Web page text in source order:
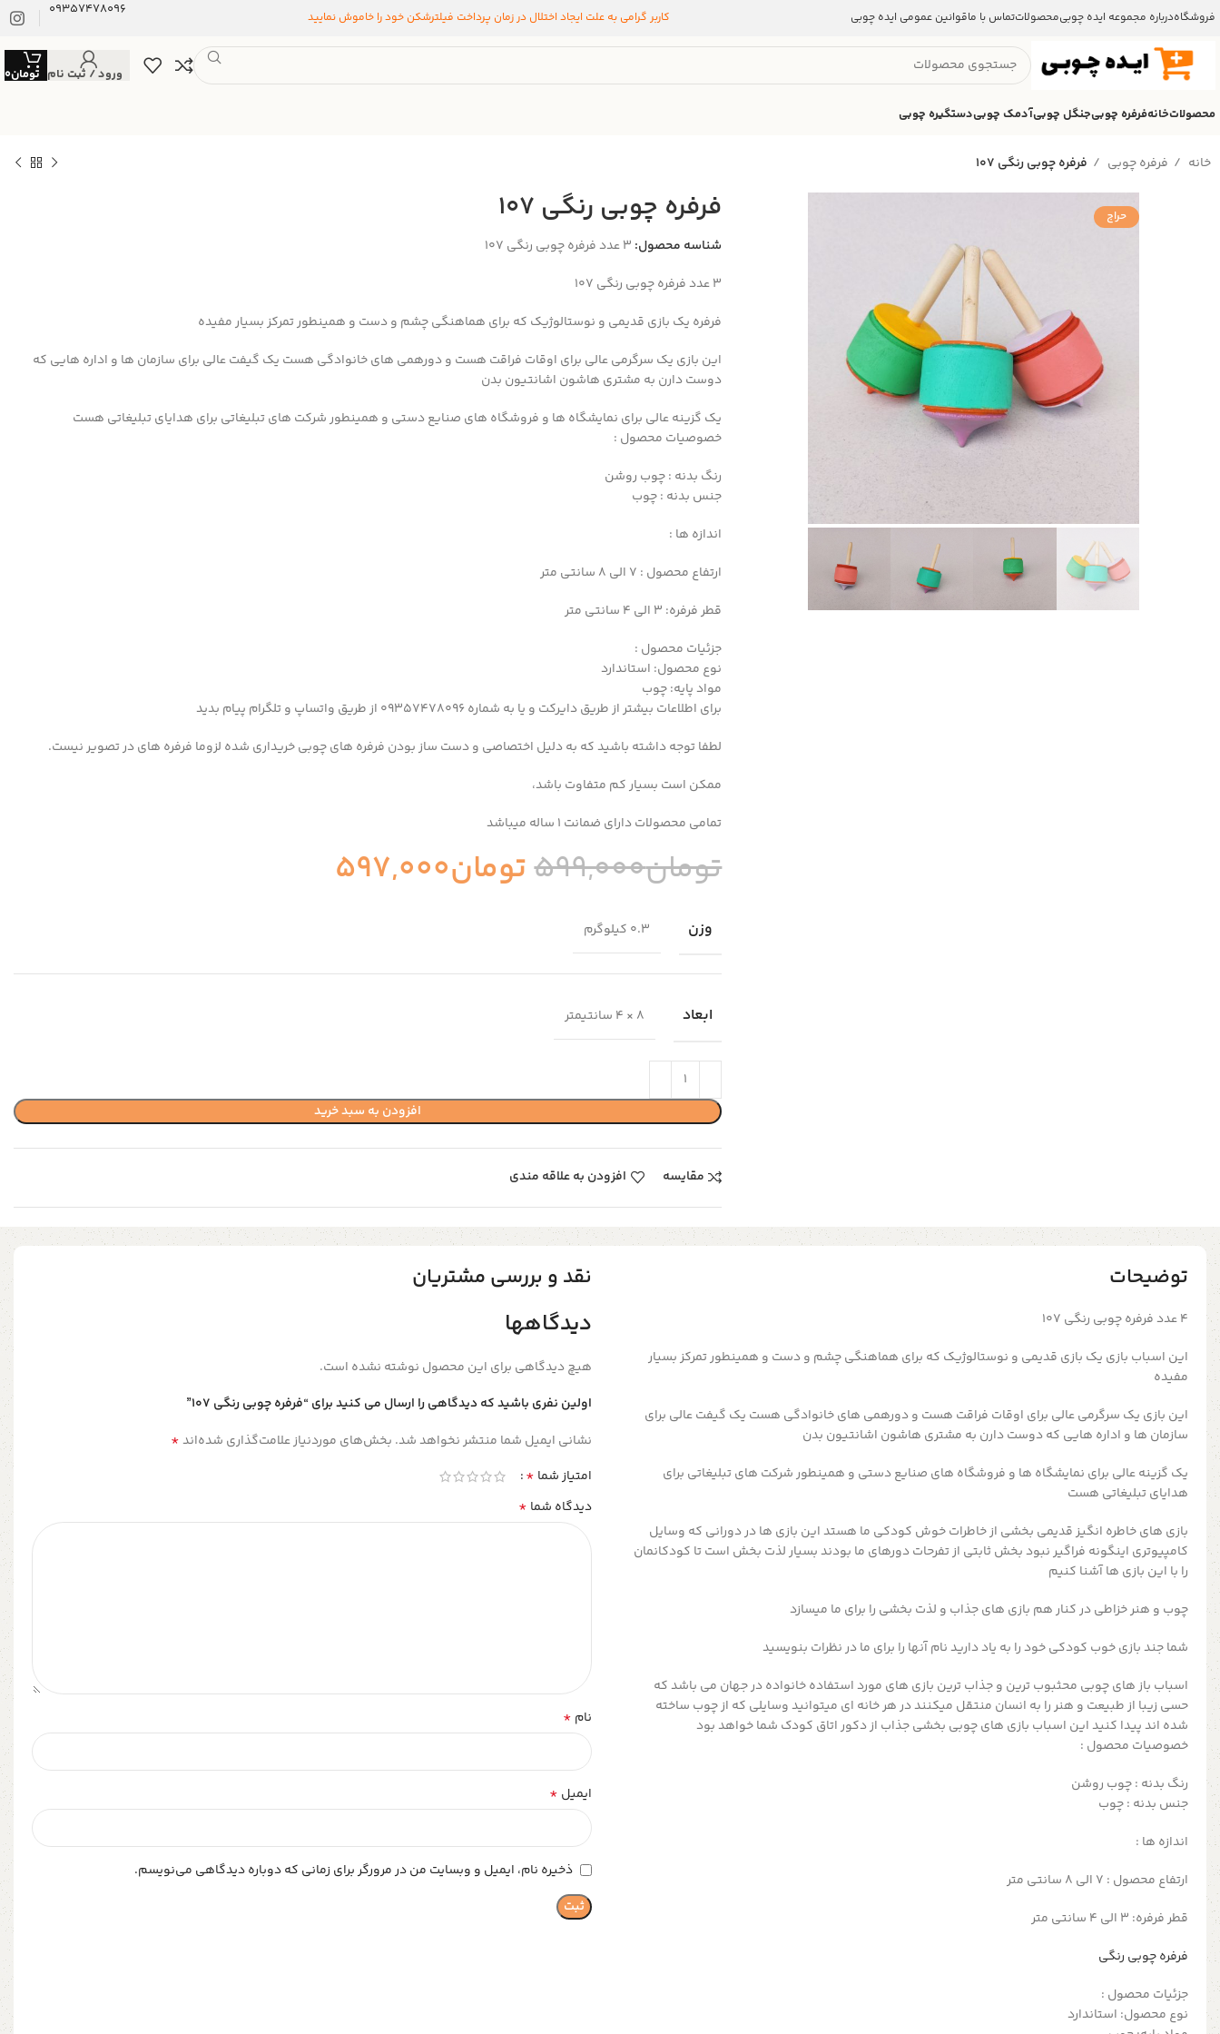
فروشگاهدرباره مجموعه ایده چوبیمحصولاتتماس با ماقوانین عمومی ایده چوبی کاربر گرامی به علت ایجاد اختلال در زمان پرداخت فیلترشکن خود را خاموش نمایید 09357478096
ورود / ثبت نام تومان0
محصولاتخانهفرفره چوبیجنگل چوبیآدمک چوبیدستگیره چوبی
خانه فرفره چوبی فرفره چوبی رنگی ۱۰۷
حراج فرفره چوبی رنگی ۱۰۷
شناسه محصول: ۳ عدد فرفره چوبی رنگی ۱۰۷
۳ عدد فرفره چوبی رنگی ۱۰۷
فرفره یک بازی قدیمی و نوستالوژیک که برای هماهنگی چشم و دست و همینطور تمرکز بسیار مفیده
این بازی یک سرگرمی عالی برای اوقات فراقت هست و دورهمی های خانوادگی هست یک گیفت عالی برای سازمان ها و اداره هایی که
دوست دارن به مشتری هاشون اشانتیون بدن
یک گزینه عالی برای نمایشگاه ها و فروشگاه های صنایع دستی و همینطور شرکت های تبلیغاتی برای هدایای تبلیغاتی هست
خصوصیات محصول :
رنگ بدنه : چوب روشن
جنس بدنه : چوب
اندازه ها :
ارتفاع محصول : 7 الی 8 سانتی متر
قطر فرفره: 3 الی 4 سانتی متر
جزئیات محصول :
نوع محصول: استاندارد
مواد پایه: چوب
برای اطلاعات بیشتر از طریق دایرکت و یا به شماره 09357478096 از طریق واتساپ و تلگرام پیام بدید
لطفا توجه داشته باشید که به دلیل اختصاصی و دست ساز بودن فرفره های چوبی خریداری شده لزوما فرفره های در تصویر نیست.
ممکن است بسیار کم متفاوت باشد،
تمامی محصولات دارای ضمانت ۱ ساله میباشد
تومان599,000تومان597,000
وزن 0.3 کیلوگرم
ابعاد 8 × 4 سانتیمتر
افزودن به سبد خرید
مقایسه افزودن به علاقه مندی
توضیحات
۴ عدد فرفره چوبی رنگی ۱۰۷
این اسباب بازی یک بازی قدیمی و نوستالوژیک که برای هماهنگی چشم و دست و همینطور تمرکز بسیار
مفیده
این بازی یک سرگرمی عالی برای اوقات فراقت هست و دورهمی های خانوادگی هست یک گیفت عالی برای
سازمان ها و اداره هایی که دوست دارن به مشتری هاشون اشانتیون بدن
یک گزینه عالی برای نمایشگاه ها و فروشگاه های صنایع دستی و همینطور شرکت های تبلیغاتی برای
هدایای تبلیغاتی هست
بازی های خاطره انگیز قدیمی بخشی از خاطرات خوش کودکی ما هستد این بازی ها در دورانی که وسایل
کامپیوتری اینگونه فراگیر نبود بخش ثابتی از تفرحات دورهای ما بودند بسیار لذت بخش است تا کودکانمان
را با این بازی ها آشنا کنیم
چوب و هنر خزاطی در کنار هم بازی های جذاب و لذت بخشی را برای ما میسازد
شما جند بازی خوب کودکی خود را به یاد دارید نام آنها را برای ما در نظرات بنویسید
اسباب باز های چوبی محثبوب ترین و جذاب ترین بازی های مورد استفاده خانواده در جهان می باشد که
حسی زیبا از طبیعت و هنر را به انسان منتقل میکنند در هر خانه ای میتوانید وسایلی که از چوب ساخته
شده اند پیدا کنید این اسباب بازی های چوبی بخشی جذاب از دکور اتاق کودک شما خواهد بود
خصوصیات محصول :
رنگ بدنه : چوب روشن
جنس بدنه : چوب
اندازه ها :
ارتفاع محصول : 7 الی 8 سانتی متر
قطر فرفره: 3 الی 4 سانتی متر
فرفره چوبی رنگی
جزئیات محصول :
نوع محصول: استاندارد
نقد و بررسی مشتریان
دیدگاهها
هیچ دیدگاهی برای این محصول نوشته نشده است.
اولین نفری باشید که دیدگاهی را ارسال می کنید برای “فرفره چوبی رنگی ۱۰۷”
نشانی ایمیل شما منتشر نخواهد شد. بخش‌های موردنیاز علامت‌گذاری شده‌اند*
امتیاز شما *
دیدگاه شما *
نام *
ایمیل *
ذخیره نام، ایمیل و وبسایت من در مرورگر برای زمانی که دوباره دیدگاهی می‌نویسم.